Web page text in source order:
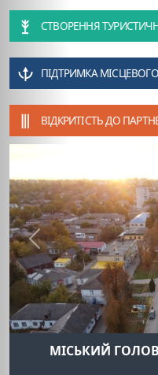
СТВОРЕННЯ
ПІДТРИМКА
ВІДКРИТІСТЬ ДО
Previous
МІСЬКИЙ